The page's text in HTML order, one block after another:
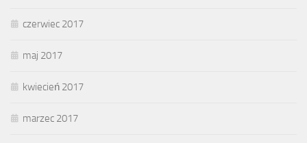
czerwiec 2017
maj 2017
kwiecień 2017
marzec 2017